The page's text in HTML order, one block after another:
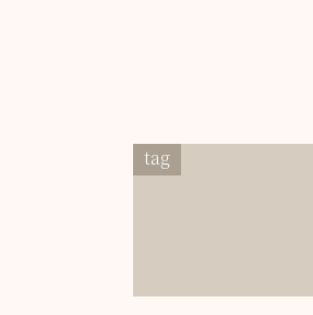
tag